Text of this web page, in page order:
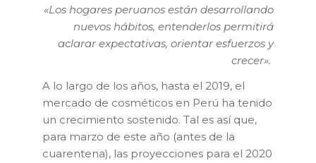
«Los hogares peruanos están desarrollando
nuevos hábitos, entenderlos permitirá
aclarar expectativas, orientar esfuerzos y
crecer».
A lo largo de los años, hasta el 2019, el
mercado de cosméticos en Perú ha tenido
un crecimiento sostenido. Tal es así que,
para marzo de este año (antes de la
cuarentena), las proyecciones para el 2020